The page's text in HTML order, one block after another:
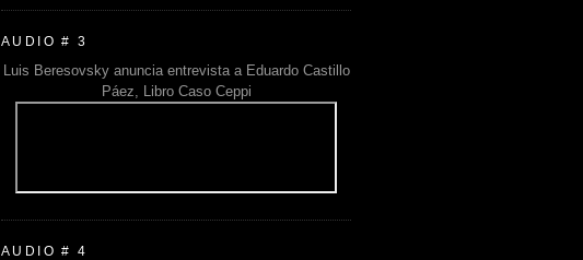
AUDIO # 3
Luis Beresovsky anuncia entrevista a Eduardo Castillo
Páez, Libro Caso Ceppi
AUDIO # 4